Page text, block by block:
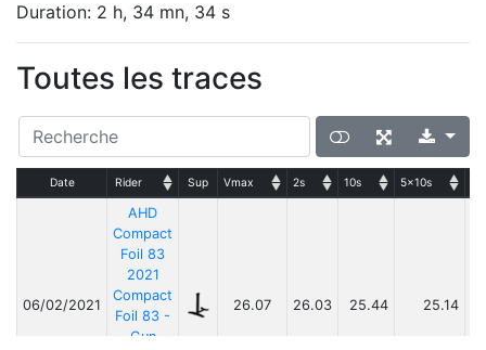
Duration: 2 h, 34 mn, 34 s
Toutes les traces
Date Rider Sup Vmax 2s 10s 5x10s
06/02/2021
AHD
Compact
Foil 83
2021
Compact
Foil 83 -
Gun
26.07 26.03 25.44 25.14